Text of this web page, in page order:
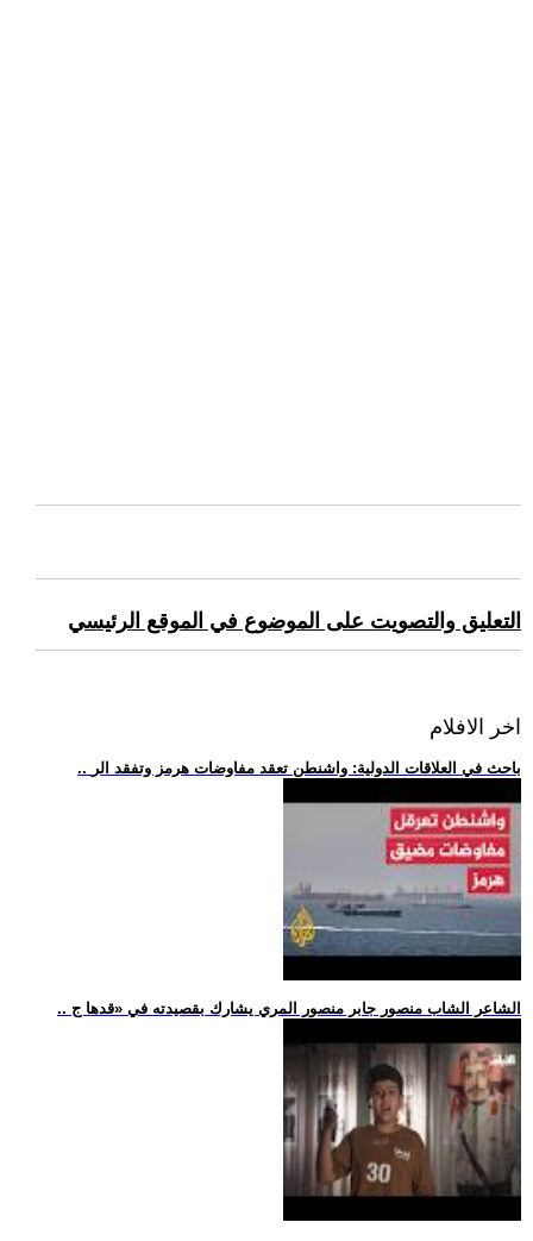
التعليق والتصويت على الموضوع في الموقع الرئيسي
اخر الافلام
.. باحث في العلاقات الدولية: واشنطن تعقد مفاوضات هرمز وتفقد الر
.. الشاعر الشاب منصور جابر منصور المري يشارك بقصيدته في «قدها ج